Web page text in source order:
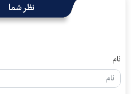
نظر شما
نام